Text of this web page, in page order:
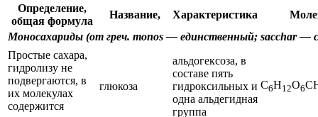
Определение,
общая формула
Название, Характеристика
Моносахариды (от греч. monos — единственный; sacchar —
Простые сахара,
гидролизу не
подвергаются, в
их молекулах
содержится
глюкоза
альдогексоза, в
составе пять
гидроксильных и
одна альдегидная
группа
С6Н12O6